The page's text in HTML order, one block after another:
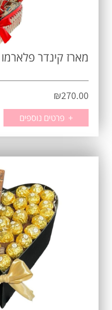
מארז קינדר פלארמו
₪270.00
+ פרטים נוספים